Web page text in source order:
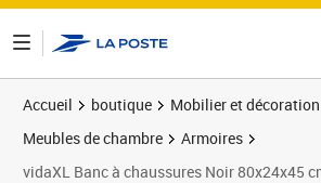
Accueil boutique
Mobilier et décoration
Meubles de chambre
Armoires
vidaXL Banc à chaussures Noir 80x24x45